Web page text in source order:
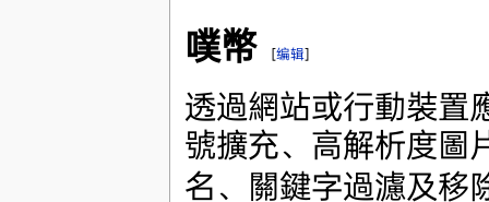
噗幣 [编辑]
透過網站或行動裝置
號擴充、高解析度圖
名、關鍵字過濾及移